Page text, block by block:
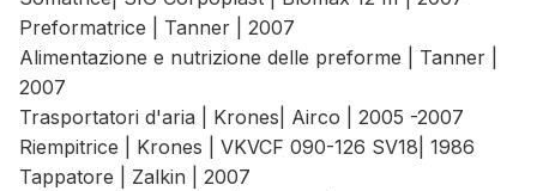
Preformatrice | Tanner | 2007
Alimentazione e nutrizione delle preforme | Tanner |
2007
Trasportatori d'aria | Krones| Airco | 2005 -2007
Riempitrice | Krones | VKVCF 090-126 SV18| 1986
Tappatore | Zalkin | 2007